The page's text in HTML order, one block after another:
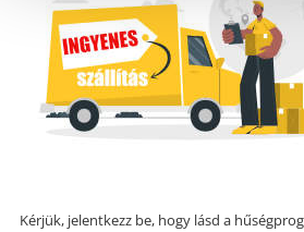
Kérjük, jelentkezz be, hogy lásd a